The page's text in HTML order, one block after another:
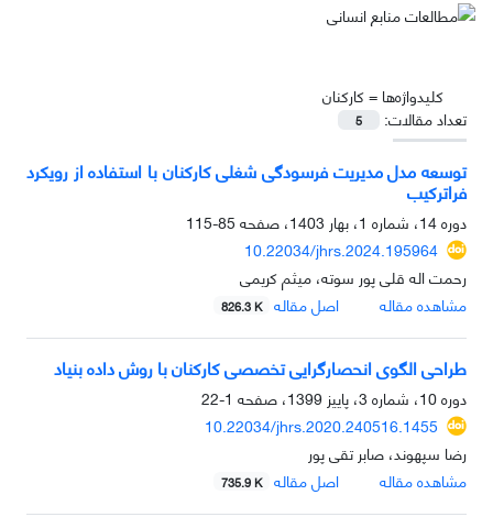
کلیدواژه‌ها =کارکنان
تعداد مقالات:
5
توسعه مدل مدیریت فرسودگی شغلی کارکنان با استفاده از رویکرد
فراترکیب
دوره 14، شماره 1، بهار 1403، صفحه
85-115
10.22034/jhrs.2024.195964
رحمت اله قلی پور سوته، میثم کریمی
مشاهده مقاله
اصل مقاله 826.3 K
طراحی الگوی انحصارگرایی تخصصی کارکنان با روش داده‌ بنیاد
دوره 10، شماره 3، پاییز 1399، صفحه
1-22
10.22034/jhrs.2020.240516.1455
رضا سپهوند، صابر تقی پور
مشاهده مقاله
اصل مقاله 735.9 K